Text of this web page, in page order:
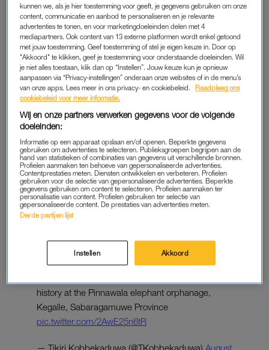
eiland dat een tweeling wordt geboren onder niet wilde
olifanten. Men spreekt van een historische olifantengeboorte in
de olifantenopvang, aldus News First. In het wild leven op Sri
Lanka nog ongeveer 7500 olifanten.
A historic elephant birth from the Pinnawala
Elephant Orphanage
READ MORE:
#SriLanka #SLnews #News1st #Pinnawala
#Elephant #Birth #Twins
pic.twitter.com/hQjHPjXR60
— Newsfirst.lk Sri Lanka (@NewsfirstSL)August
31, 2021
history at the Pinnawala elephant orphanage,
Kegalle, Sabaragamuwe Province
pic.twitter.com/2AwE25n6tR
— Tikiri Kobbekaduwa (@TKobbekaduwa) August
kunnen we, als je hier toestemming voor geeft, je gegevens gebruiken om onze
content, communicatie en aanbod te personaliseren en je relevante
advertenties te tonen, en voor marketingdoeleinden delen met 4
mediapartners. Ook content van 13 externe platformen wordt enkel getoond
met jouw toestemming. Geef toestemming of stel je eigen keuze in. Door op
"Akkoord" te klikken, geef je toestemming voor onderstaande doeleinden. Wil
je niet alles toestaan, klik dan op “Instellen”. Jouw keuze kun je opnieuw
aanpassen via “Privacy-instellingen” onderaan onze websites of in de menu’s
van onze apps. Lees meer in ons privacy- en cookiebeleid.
Raadpleeg ons
cookiebeleid voor meer informatie.
Wij en onze partners verwerken gegevens voor de volgende
doeleinden:
Informatie op een apparaat opslaan en/of openen. Beperkte gegevens
gebruiken om advertenties te selecteren. Publieksgroepen begrijpen aan de
hand van statistieken of combinaties van gegevens uit verschillende bronnen.
Profielen aanmaken ten behoeve van gepersonaliseerde advertenties.
Contentprestaties meten. Diensten ontwikkelen en verbeteren. Profielen
gebruiken voor de selectie van gepersonaliseerde advertenties. Beperkte
gegevens gebruiken om content te selecteren. Profielen aanmaken ter
personalisatie van content. Profielen gebruiken ter selectie van
gepersonaliseerde content. De prestaties van advertenties meten.
Derde partijen lijst
Instellen Akkoord